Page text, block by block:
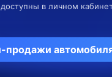
в личном
продажи